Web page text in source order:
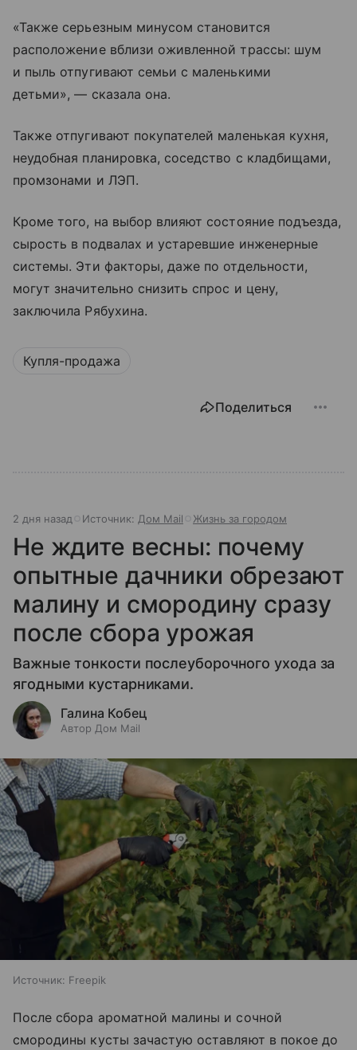
«Также серьезным минусом становится
расположение вблизи оживленной трассы: шум
и пыль отпугивают семьи с маленькими
детьми», — сказала она.
Также отпугивают покупателей маленькая кухня,
неудобная планировка, соседство с кладбищами,
промзонами и ЛЭП.
Кроме того, на выбор влияют состояние подъезда,
сырость в подвалах и устаревшие инженерные
системы. Эти факторы, даже по отдельности,
могут значительно снизить спрос и цену,
заключила Рябухина.
Купля-продажа
Поделиться
2 дня назад Источник: Дом Mail Жизнь за городом
Не ждите весны: почему
опытные дачники обрезают
малину и смородину сразу
после сбора урожая
Важные тонкости послеуборочного ухода за
ягодными кустарниками.
Галина Кобец
Автор Дом Mail
Источник: Freepik
После сбора ароматной малины и сочной
смородины кусты зачастую оставляют в покое до